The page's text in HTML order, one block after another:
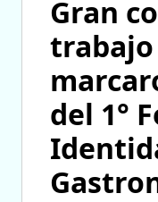
Gran
del 1°